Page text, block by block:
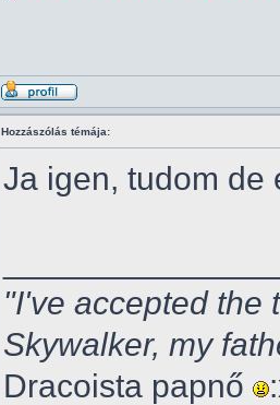
Hozzászólás témája:
Ja igen, tudom de
"I've accepted the
Skywalker, my
Dracoista papnő